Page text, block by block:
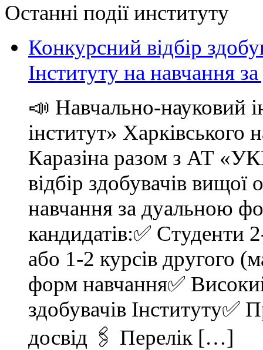
Останні події институту
Конкурсний відбір
Інституту на навчання
📣 Навчально-науковий
інститут» Харківського
Каразіна разом з АТ
відбір здобувачів вищої
навчання за дуальною
кандидатів:✅ Студенти
або 1-2 курсів другого
форм навчання✅
здобувачів Інституту✅
досвід 🖇 Перелік […]